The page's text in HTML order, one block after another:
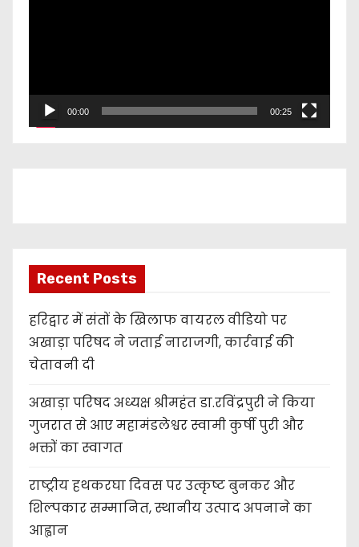
a
00:00 00:25
Recent Posts
हरिद्वार में संतों के खिलाफ वायरल वीडियो पर
अखाड़ा परिषद ने जताई नाराजगी, कार्रवाई की
चेतावनी दी
अखाड़ा परिषद अध्यक्ष श्रीमहंत डा.रविंद्रपुरी ने किया
गुजरात से आए महामंडलेश्वर स्वामी कुर्षी पुरी और
भक्तों का स्वागत
राष्ट्रीय हथकरघा दिवस पर उत्कृष्ट बुनकर और
शिल्पकार सम्मानित, स्थानीय उत्पाद अपनाने का
आह्वान